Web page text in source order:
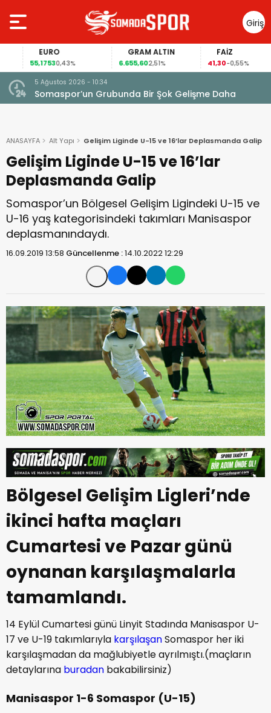
Giriş
Yap
EURO
55,17530,43%
GRAM ALTIN
6.655,602,51%
FAİZ
41,30-0,55%
5 Ağustos 2026 - 10:34
Somaspor’un Grubunda Bir Şok Gelişme Daha
ANASAYFA Alt Yapı Gelişim Liginde U-15 ve 16’lar Deplasmanda Galip
Gelişim Liginde U-15 ve 16’lar
Deplasmanda Galip
Somaspor’un Bölgesel Gelişim Ligindeki U-15 ve
U-16 yaş kategorisindeki takımları Manisaspor
deplasmanındaydı.
16.09.2019 13:58 Güncellenme :14.10.2022 12:29
Bölgesel Gelişim Ligleri’nde
ikinci hafta maçları
Cumartesi ve Pazar günü
oynanan karşılaşmalarla
tamamlandı.
14 Eylül Cumartesi günü Linyit Stadında Manisaspor U-
17 ve U-19 takımlarıyla karşılaşanSomaspor her iki
karşılaşmadan da mağlubiyetle ayrılmıştı.(maçların
detaylarına buradan bakabilirsiniz)
Manisaspor 1-6 Somaspor (U-15)